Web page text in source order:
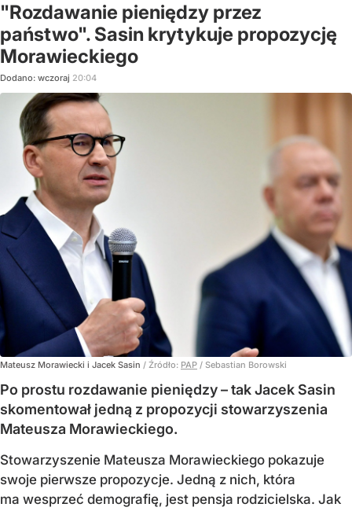
"Rozdawanie pieniędzy przez
państwo". Sasin krytykuje propozycję
Morawieckiego
Dodano: wczoraj 20:04
Mateusz Morawiecki i Jacek Sasin / Źródło: PAP / Sebastian Borowski
Po prostu rozdawanie pieniędzy – tak Jacek Sasin
skomentował jedną z propozycji stowarzyszenia
Mateusza Morawieckiego.
Stowarzyszenie Mateusza Morawieckiego pokazuje
swoje pierwsze propozycje. Jedną z nich, która
ma wesprzeć demografię, jest pensja rodzicielska. Jak